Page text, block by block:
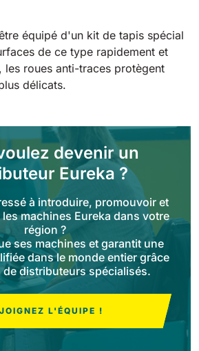
mm 2200 m²/h
mm 2625 m²/h
mm 3195 m²/h
3645 m²/h
mm 10200 m²/h
mm 7865 m²/h
mm 12600 m²/h
mm 18840 m²/h
équipé d'un kit de tapis spécial
de ce type rapidement et
les roues anti-traces protègent
délicats.
devenir un
Eureka ?
à introduire, promouvoir et
machines Eureka dans votre
région ?
ses machines et garantit une
dans le monde entier grâce
de distributeurs spécialisés.
L'ÉQUIPE !